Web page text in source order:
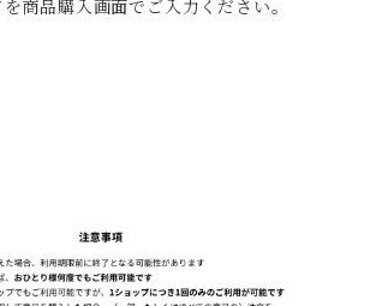
商品購入画面でご入力ください。